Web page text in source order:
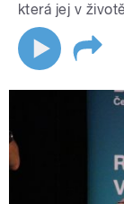
která jej v